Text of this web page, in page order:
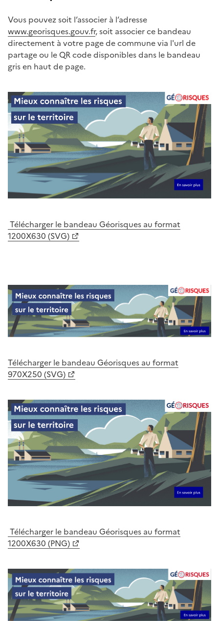
Vous pouvez soit l’associer à l’adresse
www.georisques.gouv.fr, soit associer ce bandeau
directement à votre page de commune via l'url de
partage ou le QR code disponibles dans le bandeau
gris en haut de page.
Télécharger le bandeau Géorisques au format
1200X630 (SVG)
Télécharger le bandeau Géorisques au format
970X250 (SVG)
Télécharger le bandeau Géorisques au format
1200X630 (PNG)